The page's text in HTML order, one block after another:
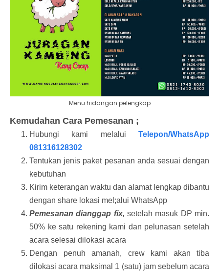
Menu hidangan pelengkap
Kemudahan Cara Pemesanan ;
Hubungi kami melalui Telepon/WhatsApp
081316128302
Tentukan jenis paket pesanan anda sesuai dengan
kebutuhan
Kirim keterangan waktu dan alamat lengkap dibantu
dengan share lokasi mel;alui WhatsApp
Pemesanan dianggap fix, setelah masuk DP min.
50% ke satu rekening kami dan pelunasan setelah
acara selesai dilokasi acara
Dengan penuh amanah, crew kami akan tiba
dilokasi acara maksimal 1 (satu) jam sebelum acara